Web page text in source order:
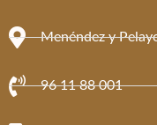
Menéndez y
96 11 88 001